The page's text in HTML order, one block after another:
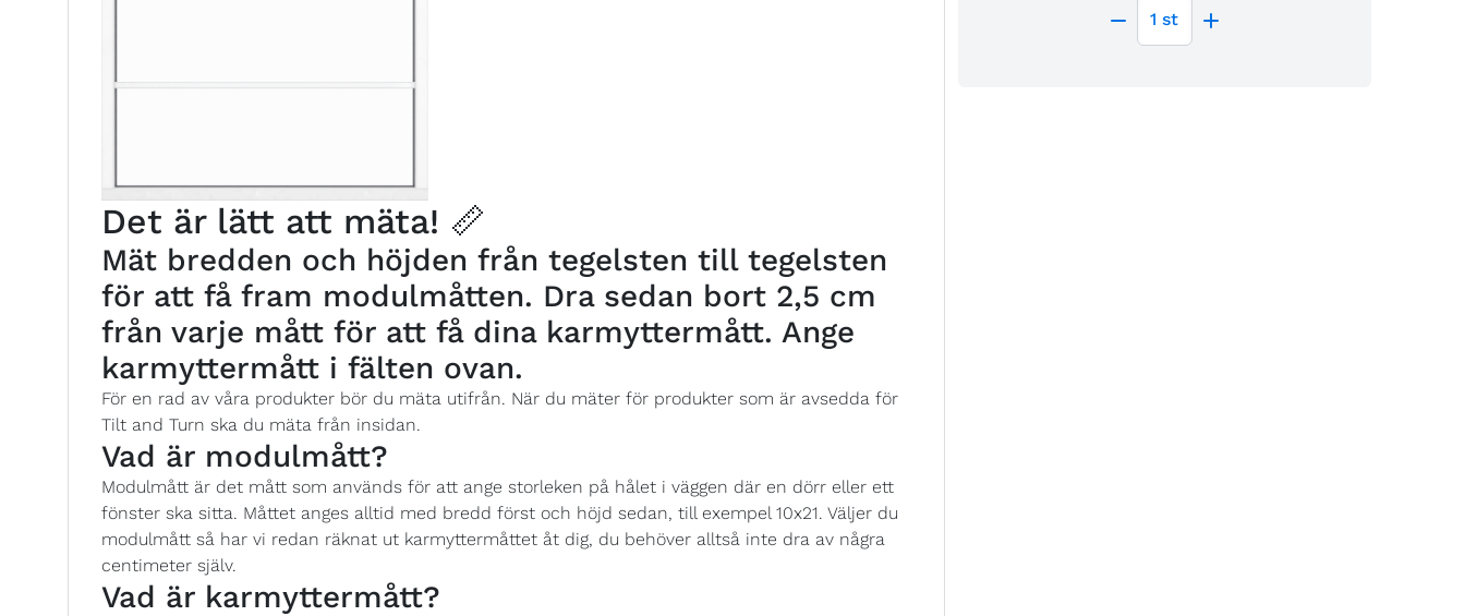
Det är lätt att mäta! 📏
Mät bredden och höjden från tegelsten till tegelsten
för att få fram modulmåtten. Dra sedan bort 2,5 cm
från varje mått för att få dina karmyttermått. Ange
karmyttermått i fälten ovan.
För en rad av våra produkter bör du mäta utifrån. När du mäter för produkter som är avsedda för
Tilt and Turn ska du mäta från insidan.
Vad är modulmått?
Modulmått är det mått som används för att ange storleken på hålet i väggen där en dörr eller ett
fönster ska sitta. Måttet anges alltid med bredd först och höjd sedan, till exempel 10x21. Väljer du
modulmått så har vi redan räknat ut karmyttermåttet åt dig, du behöver alltså inte dra av några
centimeter själv.
Vad är karmyttermått?
1st